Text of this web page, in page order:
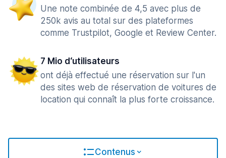
Une note combinée de 4,5 avec plus de
250k avis au total sur des plateformes
comme Trustpilot, Google et Review Center.
7 Mio d‘utilisateurs
ont déjà effectué une réservation sur l'un
des sites web de réservation de voitures de
location qui connaît la plus forte croissance.
Contenus